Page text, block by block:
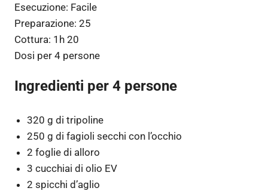
Esecuzione: Facile
Preparazione: 25
Cottura: 1h 20
Dosi per 4 persone
Ingredienti per 4 persone
320 g di tripoline
250 g di fagioli secchi con l’occhio
2 foglie di alloro
3 cucchiai di olio EV
2 spicchi d’aglio